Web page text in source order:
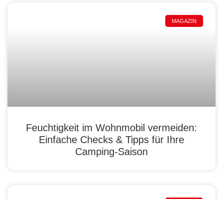
MAGAZIN
Feuchtigkeit im Wohnmobil vermeiden:
Einfache Checks & Tipps für Ihre
Camping-Saison